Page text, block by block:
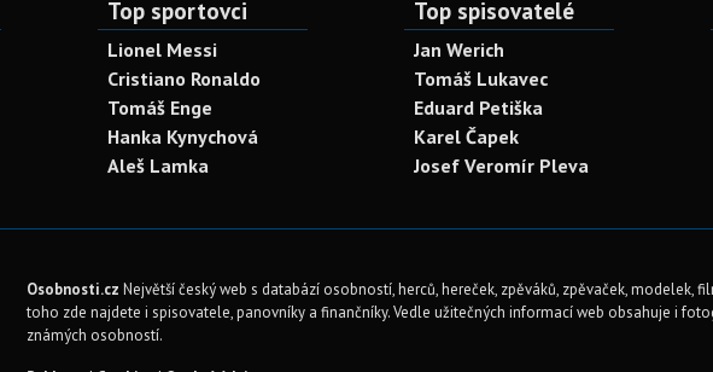
Top sportovci
Lionel Messi
Cristiano Ronaldo
Tomáš Enge
Hanka Kynychová
Aleš Lamka
Top spisovatelé
Jan Werich
Tomáš Lukavec
Eduard Petiška
Karel Čapek
Josef Veromír Pleva
Osobnosti.cz Největší český web s databází osobností, herců, hereček, zpěváků, zpěvaček, modelek,
toho zde najdete i spisovatele, panovníky a finančníky. Vedle užitečných informací web obsahuje i
známých osobností.